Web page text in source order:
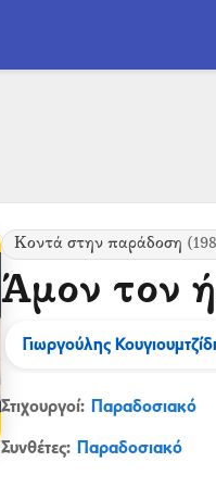
Κοντά στην παράδοση
Άμον τον
Γιωργούλης
Στιχουργοί: Παραδοσιακό
Συνθέτες: Παραδοσιακό